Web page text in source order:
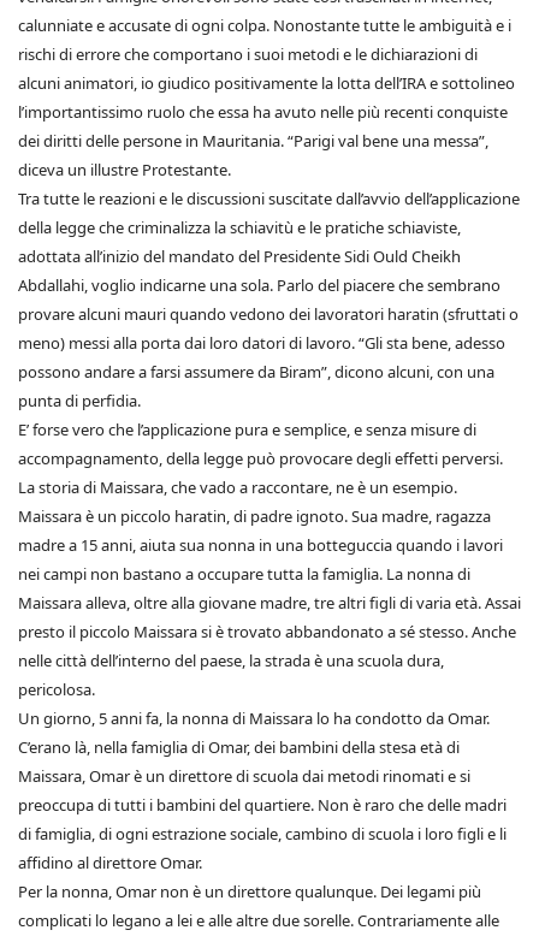
calunniate e accusate di ogni colpa. Nonostante tutte le ambiguità e i
rischi di errore che comportano i suoi metodi e le dichiarazioni di
alcuni animatori, io giudico positivamente la lotta dell’IRA e sottolineo
l’importantissimo ruolo che essa ha avuto nelle più recenti conquiste
dei diritti delle persone in Mauritania. “Parigi val bene una messa”,
diceva un illustre Protestante.
Tra tutte le reazioni e le discussioni suscitate dall’avvio dell’applicazione
della legge che criminalizza la schiavitù e le pratiche schiaviste,
adottata all’inizio del mandato del Presidente Sidi Ould Cheikh
Abdallahi, voglio indicarne una sola. Parlo del piacere che sembrano
provare alcuni mauri quando vedono dei lavoratori haratin (sfruttati o
meno) messi alla porta dai loro datori di lavoro. “Gli sta bene, adesso
possono andare a farsi assumere da Biram”, dicono alcuni, con una
punta di perfidia.
E’ forse vero che l’applicazione pura e semplice, e senza misure di
accompagnamento, della legge può provocare degli effetti perversi.
La storia di Maissara, che vado a raccontare, ne è un esempio.
Maissara è un piccolo haratin, di padre ignoto. Sua madre, ragazza
madre a 15 anni, aiuta sua nonna in una botteguccia quando i lavori
nei campi non bastano a occupare tutta la famiglia. La nonna di
Maissara alleva, oltre alla giovane madre, tre altri figli di varia età. Assai
presto il piccolo Maissara si è trovato abbandonato a sé stesso. Anche
nelle città dell’interno del paese, la strada è una scuola dura,
pericolosa.
Un giorno, 5 anni fa, la nonna di Maissara lo ha condotto da Omar.
C’erano là, nella famiglia di Omar, dei bambini della stesa età di
Maissara, Omar è un direttore di scuola dai metodi rinomati e si
preoccupa di tutti i bambini del quartiere. Non è raro che delle madri
di famiglia, di ogni estrazione sociale, cambino di scuola i loro figli e li
affidino al direttore Omar.
Per la nonna, Omar non è un direttore qualunque. Dei legami più
complicati lo legano a lei e alle altre due sorelle. Contrariamente alle